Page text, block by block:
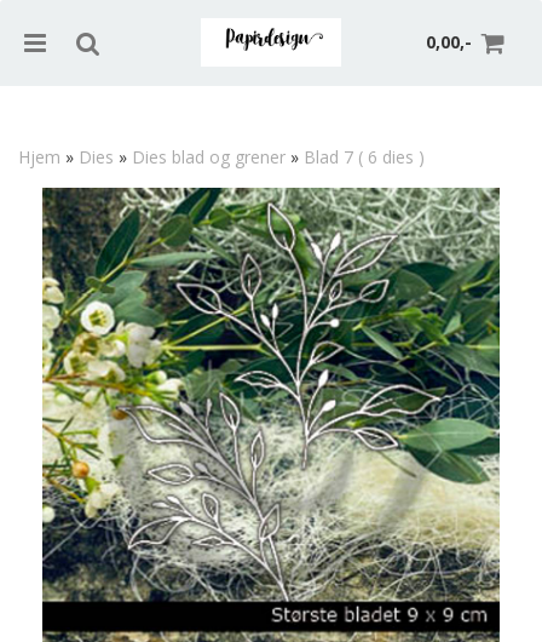
0,00,-
Hjem » Dies » Dies blad og grener » Blad 7 ( 6 dies )
Nullstill
Trykk ENTER for å søke